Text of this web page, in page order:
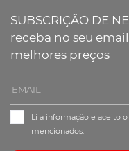
SUBSCRIÇÃO DE
receba no seu
melhores preços
Li a informação e aceito o
mencionados.